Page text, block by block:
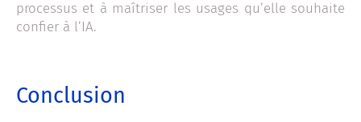
processus et à maîtriser les usages qu’elle souhaite
confier à l’IA.
Conclusion